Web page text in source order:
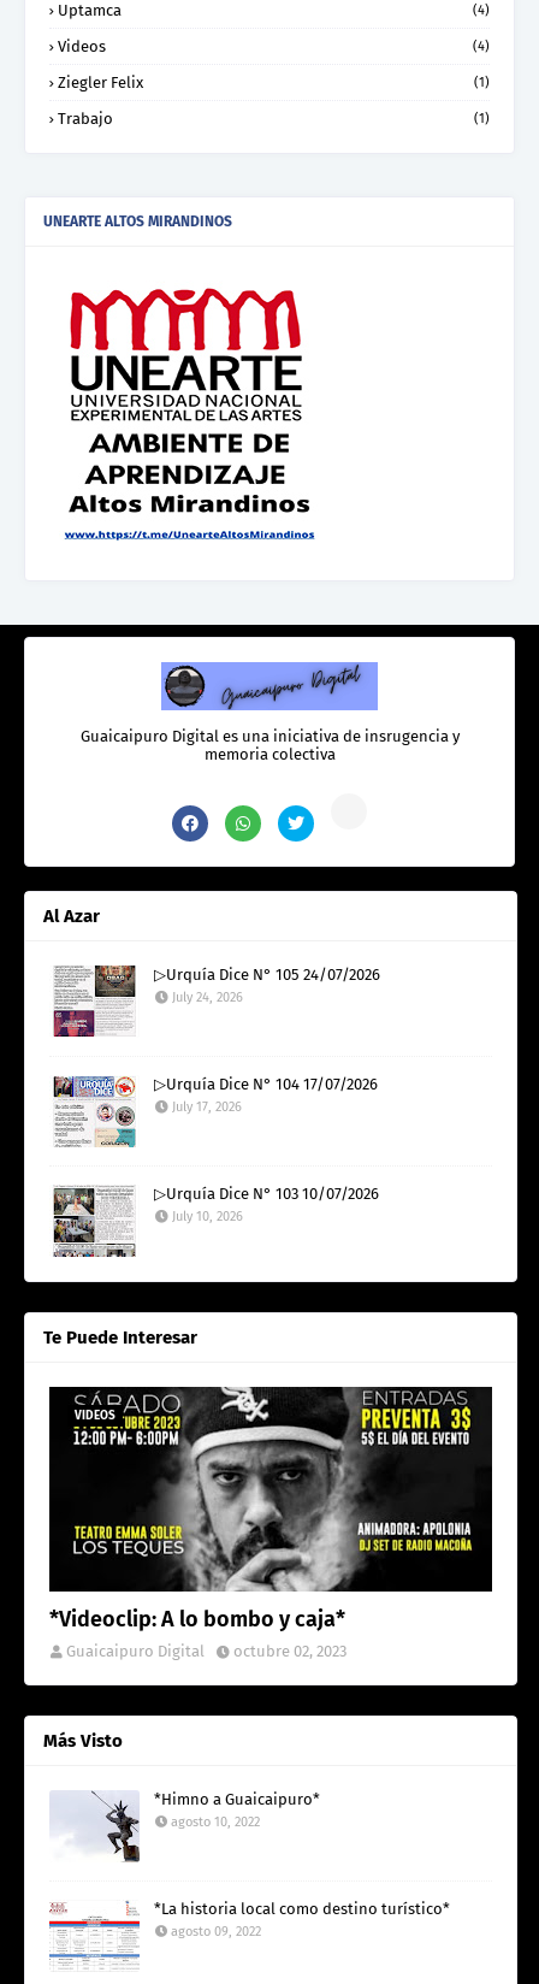
Uptamca (4)
Videos (4)
Ziegler Felix (1)
Trabajo (1)
UNEARTE ALTOS MIRANDINOS
Guaicaipuro Digital es una iniciativa de insrugencia y
memoria colectiva
Al Azar
▷Urquía Dice N° 105 24/07/2026
July 24, 2026
▷Urquía Dice N° 104 17/07/2026
July 17, 2026
▷Urquía Dice N° 103 10/07/2026
July 10, 2026
Te Puede Interesar
VIDEOS
*Videoclip: A lo bombo y caja*
Guaicaipuro Digital octubre 02, 2023
Más Visto
*Himno a Guaicaipuro*
agosto 10, 2022
*La historia local como destino turístico*
agosto 09, 2022